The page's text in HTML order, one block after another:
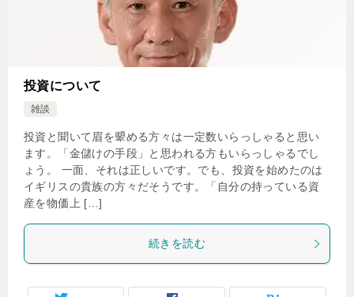
投資について
雑談
投資と聞いて眉を顰める方々は一定数いらっしゃると思い
ます。「金儲けの手段」と思われる方もいらっしゃるでし
ょう。 一面、それは正しいです。でも、投資を始めたのは
イギリスの貴族の方々だそうです。「自分の持っている資
産を物価上 […]
続きを読む